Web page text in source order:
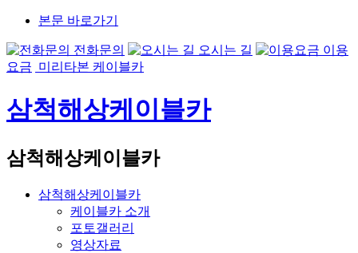
본문 바로가기
전화문의 오시는 길
이용
요금 미리타본 케이블카
삼척해상케이블카
삼척해상케이블카
삼척해상케이블카
케이블카 소개
포토갤러리
영상자료